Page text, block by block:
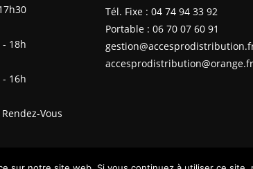
18h
16h
Vous
Tél. Fixe : 04 74 94 33 92
Portable : 06 70 07 60 91
accesprodistribution@orange.fr